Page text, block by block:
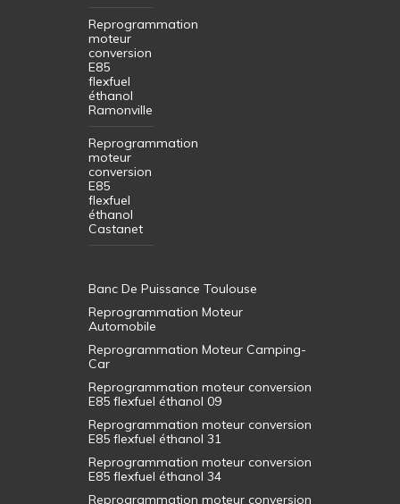
Reprogrammation
moteur
conversion
E85
flexfuel
éthanol
Ramonville
Reprogrammation
moteur
conversion
E85
flexfuel
éthanol
Castanet
Banc De Puissance Toulouse
Reprogrammation Moteur
Automobile
Reprogrammation Moteur Camping-
Car
Reprogrammation moteur conversion
E85 flexfuel éthanol 09
Reprogrammation moteur conversion
E85 flexfuel éthanol 31
Reprogrammation moteur conversion
E85 flexfuel éthanol 34
Reprogrammation moteur conversion